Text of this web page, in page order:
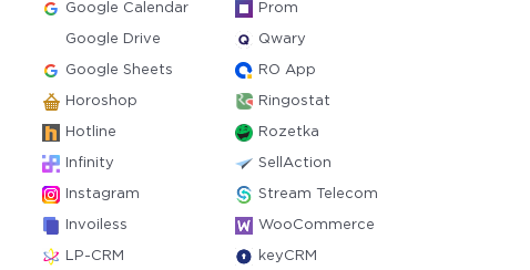
Google Calendar Prom
Google Drive Qwary
Google Sheets RO App
Horoshop Ringostat
Hotline Rozetka
Infinity SellAction
Instagram Stream Telecom
Invoiless WooCommerce
LP-CRM keyCRM